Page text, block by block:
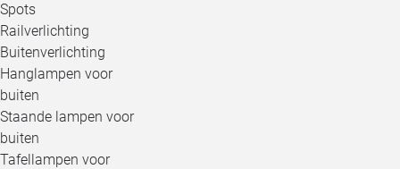
Spots
Railverlichting
Buitenverlichting
Hanglampen voor
buiten
Staande lampen voor
buiten
Tafellampen voor